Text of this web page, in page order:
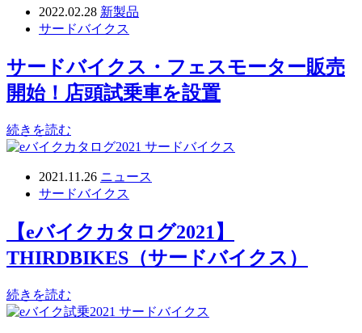
2022.02.28 新製品
サードバイクス
サードバイクス・フェスモーター販売
開始！店頭試乗車を設置
続きを読む
2021.11.26 ニュース
サードバイクス
【eバイクカタログ2021】
THIRDBIKES（サードバイクス）
続きを読む